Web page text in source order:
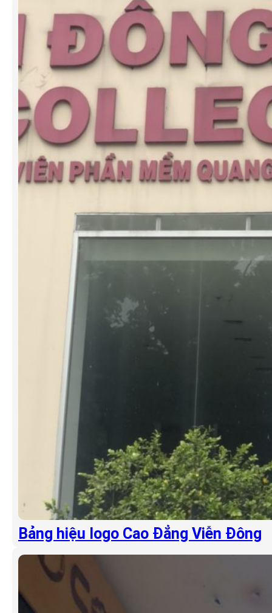
Bảng hiệu logo Cao Đẳng Viễn Đông